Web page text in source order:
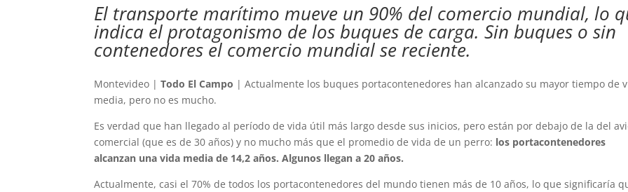
El transporte marítimo mueve un 90% del comercio mundial, lo
indica el protagonismo de los buques de carga. Sin buques o sin
contenedores el comercio mundial se reciente.
Montevideo |Todo El Campo | Actualmente los buques portacontenedores han alcanzado su mayor tiempo de
media, pero no es mucho.
Es verdad que han llegado al período de vida útil más largo desde sus inicios, pero están por debajo de la del
comercial (que es de 30 años) y no mucho más que el promedio de vida de un perro: los portacontenedores
alcanzan una vida media de 14,2 años. Algunos llegan a 20 años.
Actualmente, casi el 70% de todos los portacontenedores del mundo tienen más de 10 años, lo que significaría